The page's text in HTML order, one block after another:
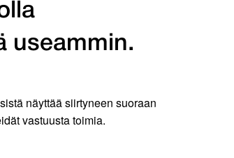
useammin.
näyttää siirtyneen suoraan
vastuusta toimia.